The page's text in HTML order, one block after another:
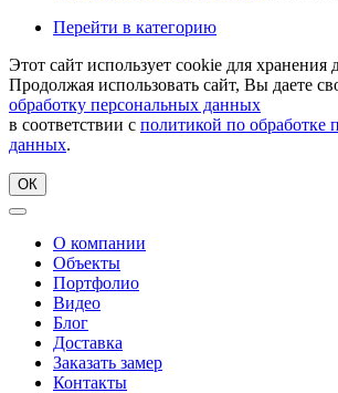
Перейти в категорию
Этот сайт использует cookie для хранения
Продолжая использовать сайт, Вы даете
обработку персональных данных
в соответствии с политикой по обработке
данных.
ОК
О компании
Объекты
Портфолио
Видео
Блог
Доставка
Заказать замер
Контакты